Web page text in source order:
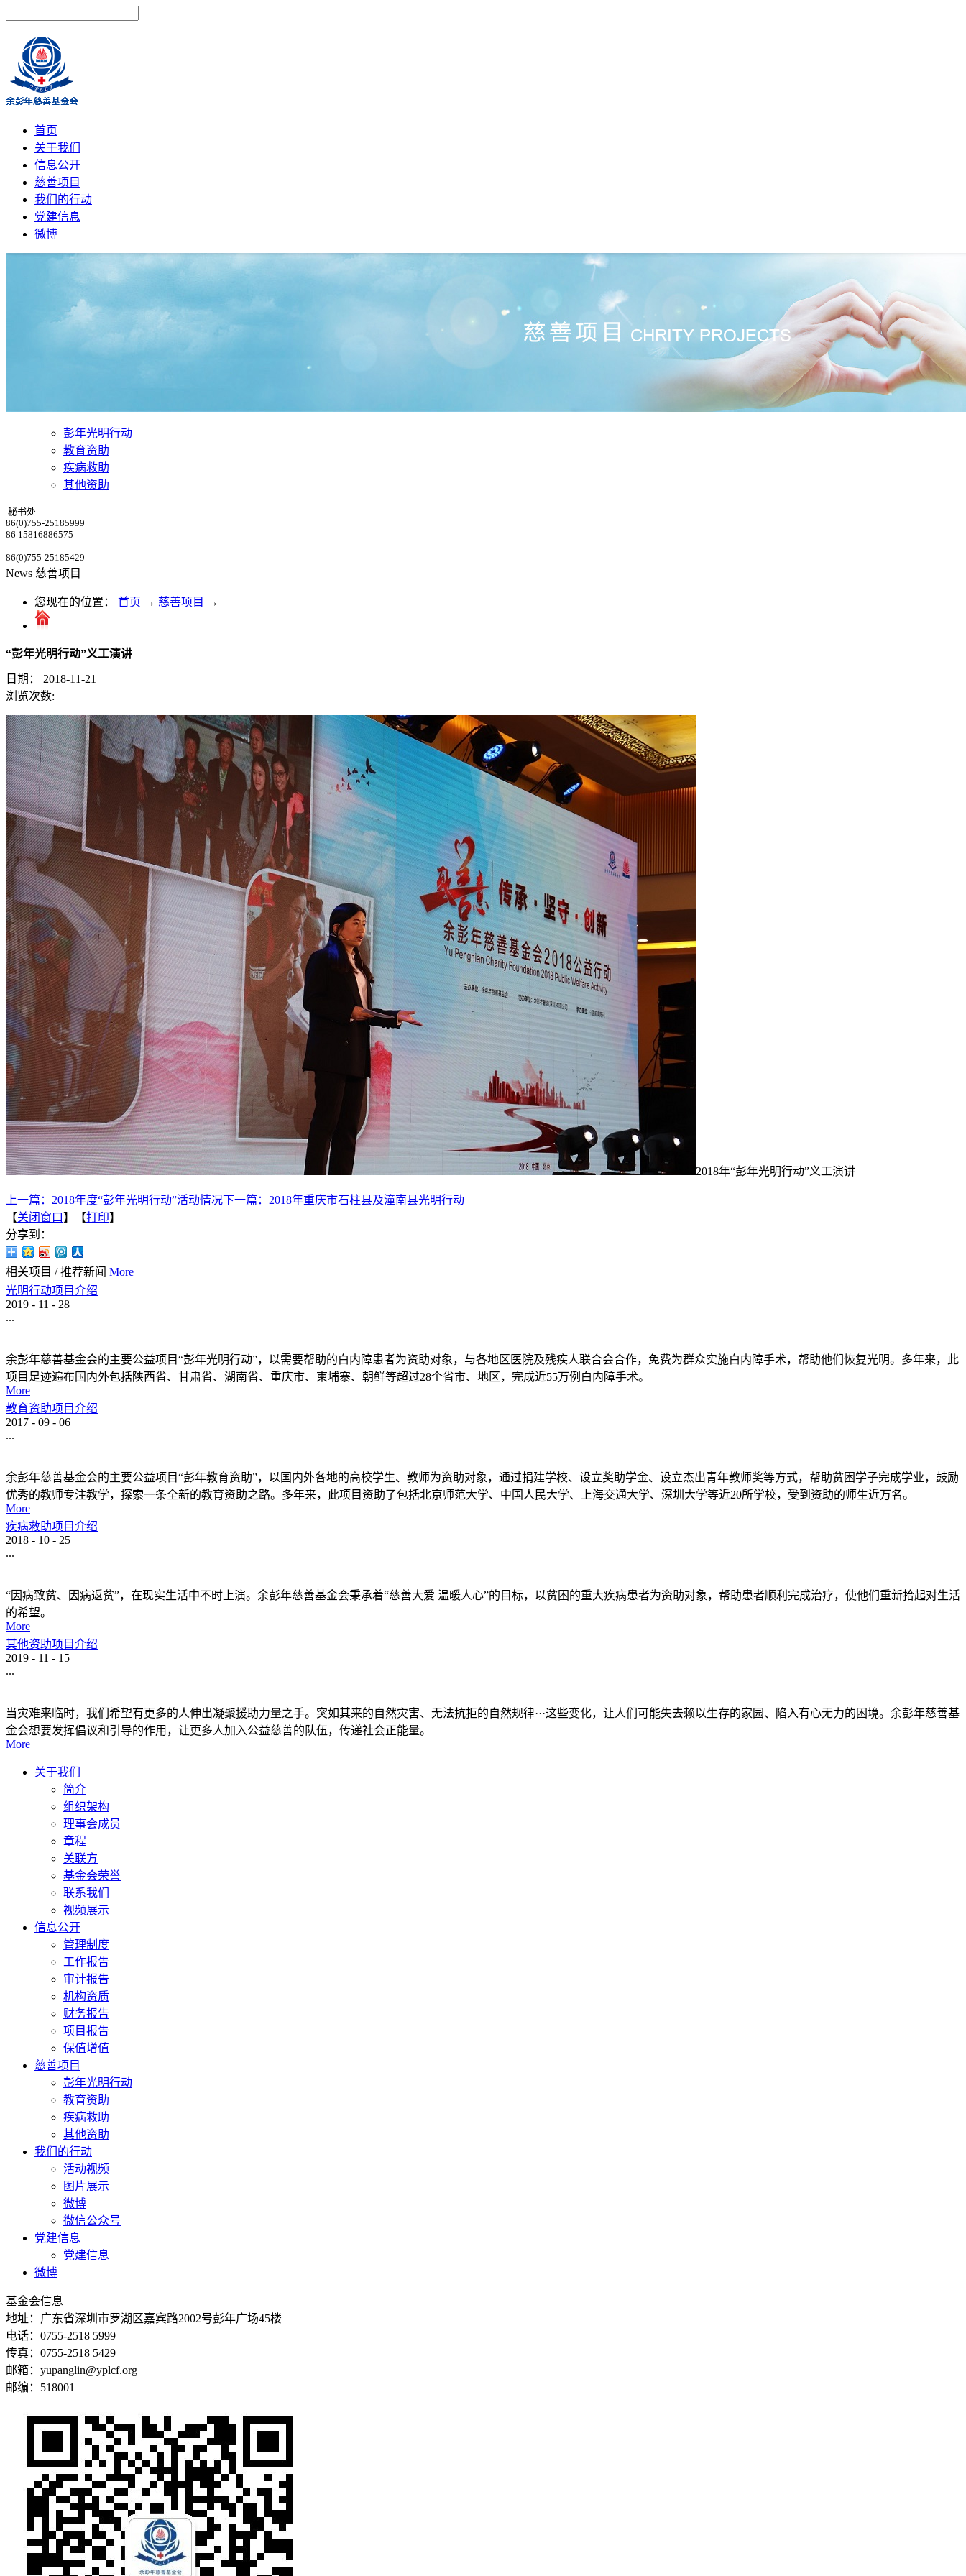
首页
关于我们
信息公开
慈善项目
我们的行动
党建信息
微博
彭年光明行动
教育资助
疾病救助
其他资助
秘书处
86(0)755-25185999
86 15816886575
86(0)755-25185429
News 慈善项目
您现在的位置： 首页 → 慈善项目 →
“彭年光明行动”义工演讲
日期：
2018-11-21
浏览次数:
2018年“彭年光明行动”义工演讲
上一篇： 2018年度“彭年光明行动”活动情况下一篇： 2018年重庆市石柱县及潼南县光明行动
【关闭窗口 】【打印】
分享到：
相关项目 / 推荐新闻 More
光明行动项目介绍
2019 - 11 - 28
...
余彭年慈善基金会的主要公益项目“彭年光明行动”，以需要帮助的白内障患者为资助对象，与各地区医院及残疾人联合会合作，免费为群众实施白内障手术，帮助他们恢复光明。多年来，此
项目足迹遍布国内外包括陕西省、甘肃省、湖南省、重庆市、柬埔寨、朝鲜等超过28个省市、地区，完成近55万例白内障手术。
More
教育资助项目介绍
2017 - 09 - 06
...
余彭年慈善基金会的主要公益项目“彭年教育资助”，以国内外各地的高校学生、教师为资助对象，通过捐建学校、设立奖助学金、设立杰出青年教师奖等方式，帮助贫困学子完成学业，鼓励
优秀的教师专注教学，探索一条全新的教育资助之路。多年来，此项目资助了包括北京师范大学、中国人民大学、上海交通大学、深圳大学等近20所学校，受到资助的师生近万名。
More
疾病救助项目介绍
2018 - 10 - 25
...
“因病致贫、因病返贫”，在现实生活中不时上演。余彭年慈善基金会秉承着“慈善大爱 温暖人心”的目标，以贫困的重大疾病患者为资助对象，帮助患者顺利完成治疗，使他们重新拾起对生活
的希望。
More
其他资助项目介绍
2019 - 11 - 15
...
当灾难来临时，我们希望有更多的人伸出凝聚援助力量之手。突如其来的自然灾害、无法抗拒的自然规律···这些变化，让人们可能失去赖以生存的家园、陷入有心无力的困境。余彭年慈善基
金会想要发挥倡议和引导的作用，让更多人加入公益慈善的队伍，传递社会正能量。
More
关于我们
简介
组织架构
理事会成员
章程
关联方
基金会荣誉
联系我们
视频展示
信息公开
管理制度
工作报告
审计报告
机构资质
财务报告
项目报告
保值增值
慈善项目
彭年光明行动
教育资助
疾病救助
其他资助
我们的行动
活动视频
图片展示
微博
微信公众号
党建信息
党建信息
微博
基金会信息
地址：广东省深圳市罗湖区嘉宾路2002号彭年广场45楼
电话：0755-2518 5999
传真：0755-2518 5429
邮箱：yupanglin@yplcf.org
邮编：518001